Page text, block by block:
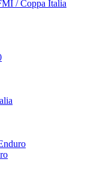
/ Coppa Italia